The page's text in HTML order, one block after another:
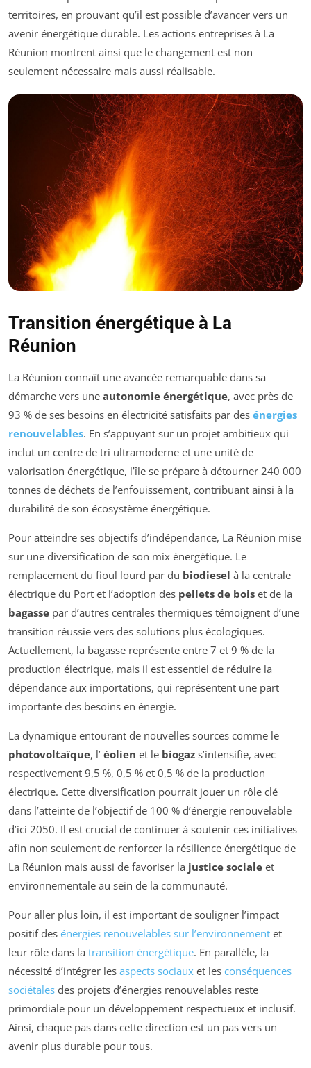
territoires, en prouvant qu’il est possible d’avancer vers un
avenir énergétique durable. Les actions entreprises à La
Réunion montrent ainsi que le changement est non
seulement nécessaire mais aussi réalisable.
Transition énergétique à La
Réunion
La Réunion connaît une avancée remarquable dans sa
démarche vers une autonomie énergétique, avec près de
93 % de ses besoins en électricité satisfaits par des énergies
renouvelables. En s’appuyant sur un projet ambitieux qui
inclut un centre de tri ultramoderne et une unité de
valorisation énergétique, l’île se prépare à détourner 240 000
tonnes de déchets de l’enfouissement, contribuant ainsi à la
durabilité de son écosystème énergétique.
Pour atteindre ses objectifs d’indépendance, La Réunion mise
sur une diversification de son mix énergétique. Le
remplacement du fioul lourd par du biodiesel à la centrale
électrique du Port et l’adoption des pellets de bois et de la
bagasse par d’autres centrales thermiques témoignent d’une
transition réussie vers des solutions plus écologiques.
Actuellement, la bagasse représente entre 7 et 9 % de la
production électrique, mais il est essentiel de réduire la
dépendance aux importations, qui représentent une part
importante des besoins en énergie.
La dynamique entourant de nouvelles sources comme le
photovoltaïque, l’ éolien et le biogaz s’intensifie, avec
respectivement 9,5 %, 0,5 % et 0,5 % de la production
électrique. Cette diversification pourrait jouer un rôle clé
dans l’atteinte de l’objectif de 100 % d’énergie renouvelable
d’ici 2050. Il est crucial de continuer à soutenir ces initiatives
afin non seulement de renforcer la résilience énergétique de
La Réunion mais aussi de favoriser la justice sociale et
environnementale au sein de la communauté.
Pour aller plus loin, il est important de souligner l’impact
positif des énergies renouvelables sur l’environnement et
leur rôle dans la transition énergétique. En parallèle, la
nécessité d’intégrer les aspects sociaux et les conséquences
sociétales des projets d’énergies renouvelables reste
primordiale pour un développement respectueux et inclusif.
Ainsi, chaque pas dans cette direction est un pas vers un
avenir plus durable pour tous.